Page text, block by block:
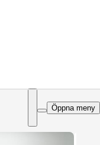
Öppna meny